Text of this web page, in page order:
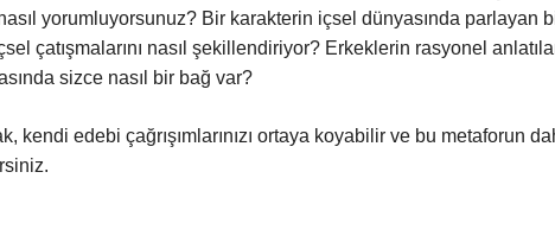
yorumluyorsunuz? Bir karakterin içsel dünyasında parlayan
çatışmalarını nasıl şekillendiriyor? Erkeklerin rasyonel
sizce nasıl bir bağ var?
kendi edebi çağrışımlarınızı ortaya koyabilir ve bu metaforun